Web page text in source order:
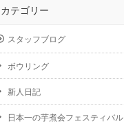
カテゴリー
スタッフブログ
ボウリング
新人日記
日本一の芋煮会フェスティバル